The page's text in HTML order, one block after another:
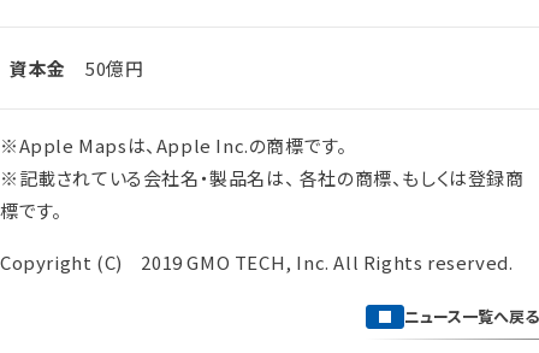
資本金 50億円
※Apple Mapsは、Apple Inc.の商標です。
※記載されている会社名・製品名は、 各社の商標、もしくは登録商
標です。
Copyright (C) 2019 GMO TECH, Inc. All Rights reserved.
ニュース一覧へ戻る